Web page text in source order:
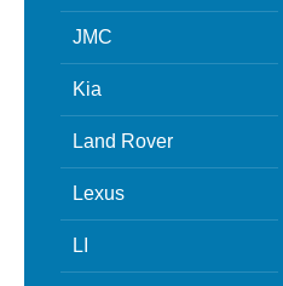
JMC
Kia
Land Rover
Lexus
LI